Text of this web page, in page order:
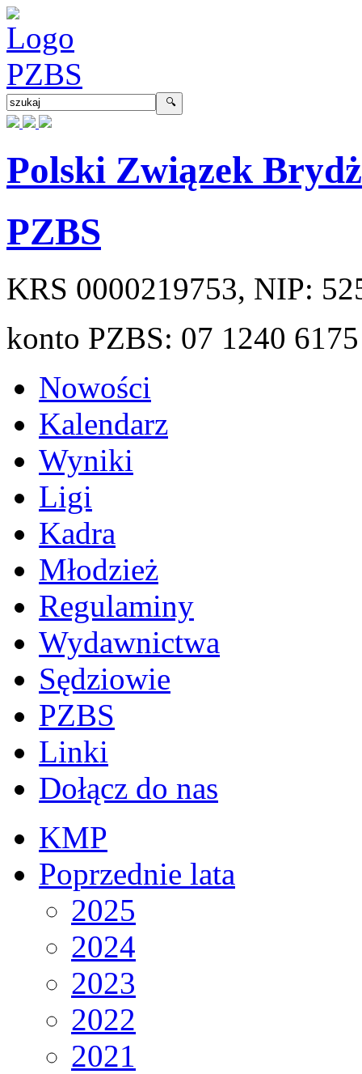
Polski Związek
PZBS
KRS 0000219753, NIP:
konto PZBS: 07 1240
Nowości
Kalendarz
Wyniki
Ligi
Kadra
Młodzież
Regulaminy
Wydawnictwa
Sędziowie
PZBS
Linki
Dołącz do nas
KMP
Poprzednie lata
2025
2024
2023
2022
2021